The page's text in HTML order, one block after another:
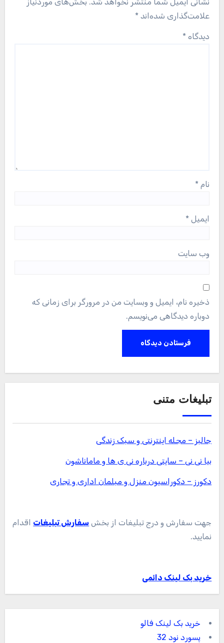
علامت‌گذاری شده‌اند *
دیدگاه *
نام *
ایمیل *
وب‌ سایت
ذخیره نام، ایمیل و وبسایت من در مرورگر برای زمانی که
دوباره دیدگاهی می‌نویسم.
تبلیغات متنی
جالبز – مجله اینترنتی و سبک زندگی
بیا نی نی – سایتی درباره نی ی ها و ماماناشون
دکورز – دکوراسیون منزل و مبلمان اداری و تجاری
جهت سفارش و درج تبلیغات از بخش سفارش تبلیغات اقدام
نمایید.
خرید بک لینک دائمی
خرید بک لینک فالو
پسورد نود 32